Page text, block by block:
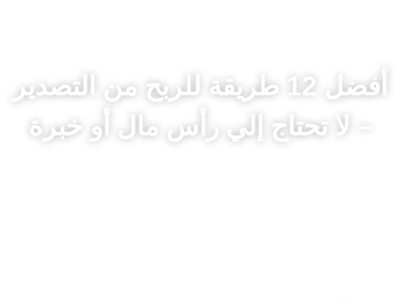
أفضل 12 طريقة للربح من التصدير
– لا تحتاج إلي رأس مال أو خبرة